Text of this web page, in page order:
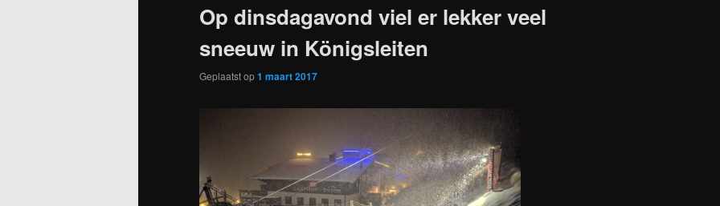
Op dinsdagavond viel er lekker veel
sneeuw in Königsleiten
Geplaatst op1 maart 2017